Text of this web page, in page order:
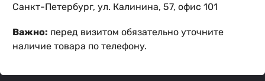
Санкт-Петербург, ул. Калинина, 57, офис 101
Важно: перед визитом обязательно уточните
наличие товара по телефону.